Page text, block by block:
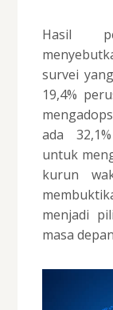
Hasil
survei
19,4%
ada
untuk
kurun
menjadi
masa